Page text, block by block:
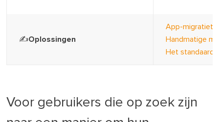
✍️Oplossingen
App-
Handmatige
Het
Voor gebruikers die op zoek zijn